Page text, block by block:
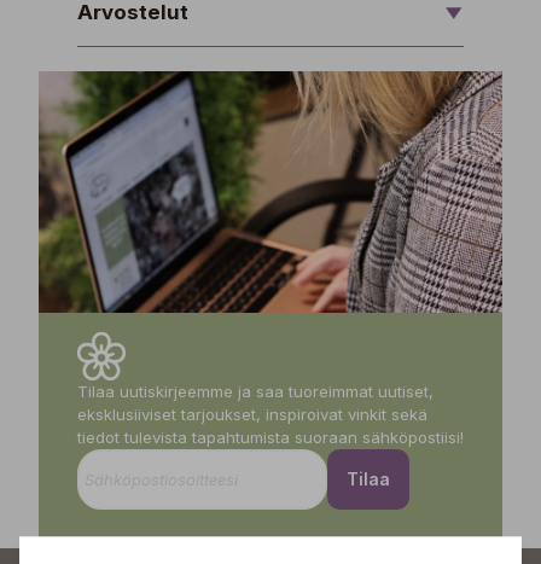
Arvostelut
Tilaa uutiskirjeemme ja saa tuoreimmat uutiset,
eksklusiiviset tarjoukset, inspiroivat vinkit sekä
tiedot tulevista tapahtumista suoraan sähköpostiisi!
Tilaa